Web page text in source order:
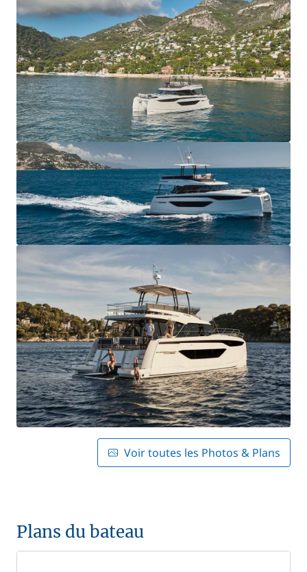
Voir toutes les Photos & Plans
Plans du bateau